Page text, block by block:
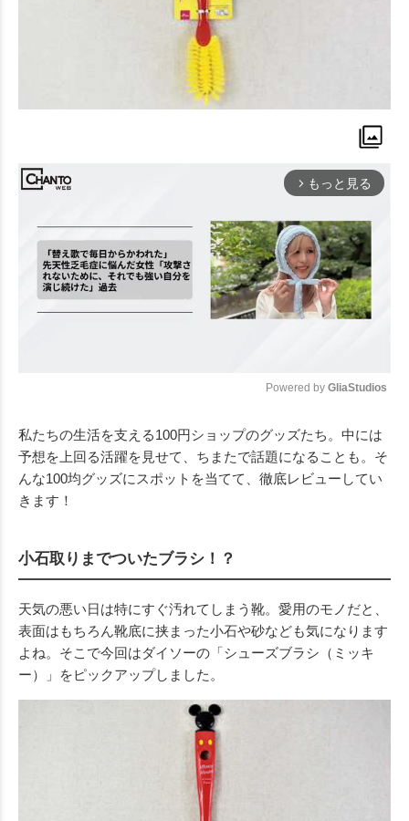
arrow_forward_ios もっと見る
Powered by GliaStudios
私たちの生活を支える100円ショップのグッズたち。中には
予想を上回る活躍を見せて、ちまたで話題になることも。そ
んな100均グッズにスポットを当てて、徹底レビューしてい
きます！
小石取りまでついたブラシ！？
天気の悪い日は特にすぐ汚れてしまう靴。愛用のモノだと、
表面はもちろん靴底に挟まった小石や砂なども気になります
よね。そこで今回はダイソーの「シューズブラシ（ミッキ
ー）」をピックアップしました。